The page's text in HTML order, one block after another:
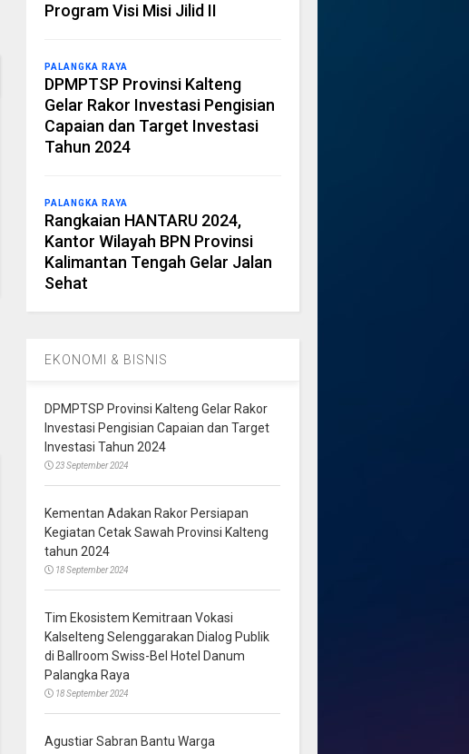
Program Visi Misi Jilid II
PALANGKA RAYA
DPMPTSP Provinsi Kalteng
Gelar Rakor Investasi Pengisian
Capaian dan Target Investasi
Tahun 2024
PALANGKA RAYA
Rangkaian HANTARU 2024,
Kantor Wilayah BPN Provinsi
Kalimantan Tengah Gelar Jalan
Sehat
EKONOMI & BISNIS
DPMPTSP Provinsi Kalteng Gelar Rakor
Investasi Pengisian Capaian dan Target
Investasi Tahun 2024
23 September 2024
Kementan Adakan Rakor Persiapan
Kegiatan Cetak Sawah Provinsi Kalteng
tahun 2024
18 September 2024
Tim Ekosistem Kemitraan Vokasi
Kalselteng Selenggarakan Dialog Publik
di Ballroom Swiss-Bel Hotel Danum
Palangka Raya
18 September 2024
Agustiar Sabran Bantu Warga